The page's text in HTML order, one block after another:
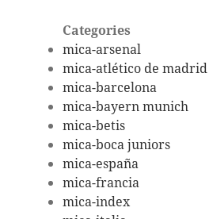
Categories
mica-arsenal
mica-atlético de madrid
mica-barcelona
mica-bayern munich
mica-betis
mica-boca juniors
mica-españa
mica-francia
mica-index